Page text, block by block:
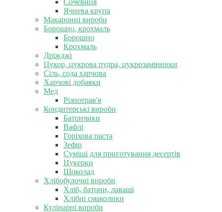
Сочевиця
Ячнева крупа
Макаронні вироби
Борошно, крохмаль
Борошно
Крохмаль
Дріжджі
Цукор, цукрова пудра, цукрозамінники
Сіль, сода харчова
Харчові добавки
Мед
Різнотрав'я
Кондитерські вироби
Батончики
Вафлі
Горіхова паста
Зефір
Суміші для приготування десертів
Цукерки
Шоколад
Хлібобулочні вироби
Хліб, батони, лаваші
Хлібні смаколики
Кулінарні вироби